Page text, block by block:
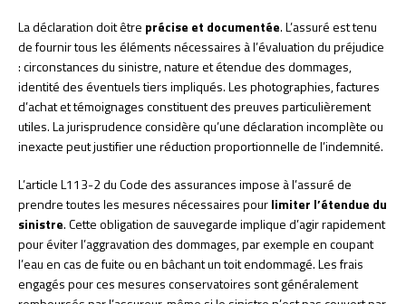
La déclaration doit être précise et documentée. L’assuré est tenu
de fournir tous les éléments nécessaires à l’évaluation du préjudice
: circonstances du sinistre, nature et étendue des dommages,
identité des éventuels tiers impliqués. Les photographies, factures
d’achat et témoignages constituent des preuves particulièrement
utiles. La jurisprudence considère qu’une déclaration incomplète ou
inexacte peut justifier une réduction proportionnelle de l’indemnité.
L’article L113-2 du Code des assurances impose à l’assuré de
prendre toutes les mesures nécessaires pourlimiter l’étendue du
sinistre. Cette obligation de sauvegarde implique d’agir rapidement
pour éviter l’aggravation des dommages, par exemple en coupant
l’eau en cas de fuite ou en bâchant un toit endommagé. Les frais
engagés pour ces mesures conservatoires sont généralement